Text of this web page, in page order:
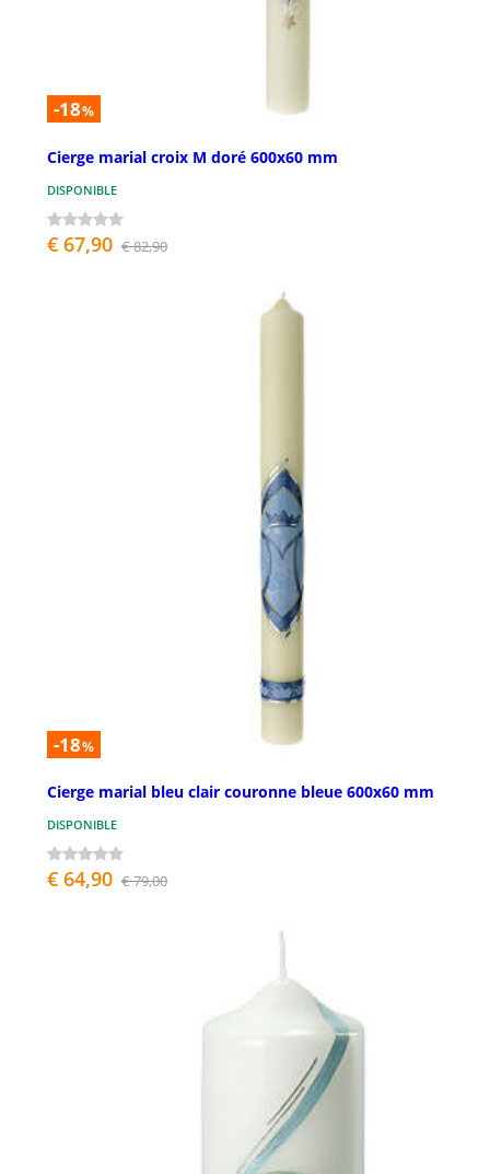
-18%
Cierge marial croix M doré 600x60 mm
DISPONIBLE
€ 67,90 € 82,90
-18%
Cierge marial bleu clair couronne bleue 600x60 mm
DISPONIBLE
€ 64,90 € 79,00